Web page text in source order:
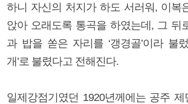
하니 자신의 처지가 하도 서러워, 이복
앉아 오래도록 통곡을 하였는데, 그 뒤
과 밥을 쏟은 자리를 ‘갱경골’이라 불
개’로 불렸다고 전해진다.
일제강점기였던 1920년께에는 공주